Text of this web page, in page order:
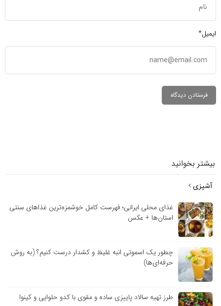
ایمیل*
بیشتر بخوانید
آشپزی
غذای محلی ایرانی؛ فهرست کامل خوشمزه‌ترین غذاهای سنتی
استان‌ها + عکس
چطور یک اسموتی انبه غلیظ و کشدار درست کنیم؟ (به روش
حرفه‌ای‌ها)
طرز تهیه سالاد پاییزی ساده و مقوی با کدو حلوایی و کینوا